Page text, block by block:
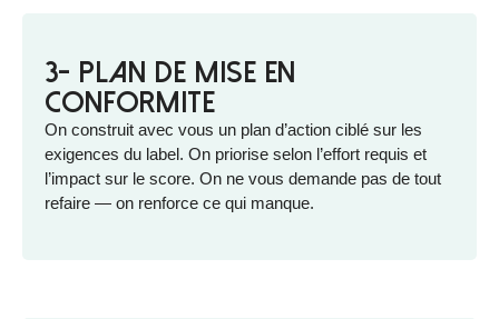
3- Plan de mise en
conformite
On construit avec vous un plan d’action ciblé sur les
exigences du label. On priorise selon l’effort requis et
l’impact sur le score. On ne vous demande pas de tout
refaire — on renforce ce qui manque.